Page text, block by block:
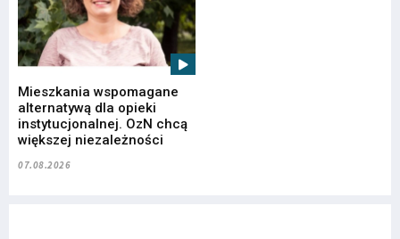
Mieszkania wspomagane
alternatywą dla opieki
instytucjonalnej. OzN chcą
większej niezależności
07.08.2026